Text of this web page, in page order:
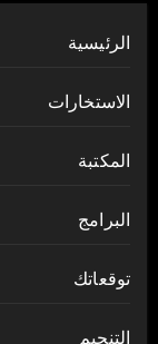
الرئيسية
الاستخارات
المكتبة
البرامج
توقعاتك
التنجيم